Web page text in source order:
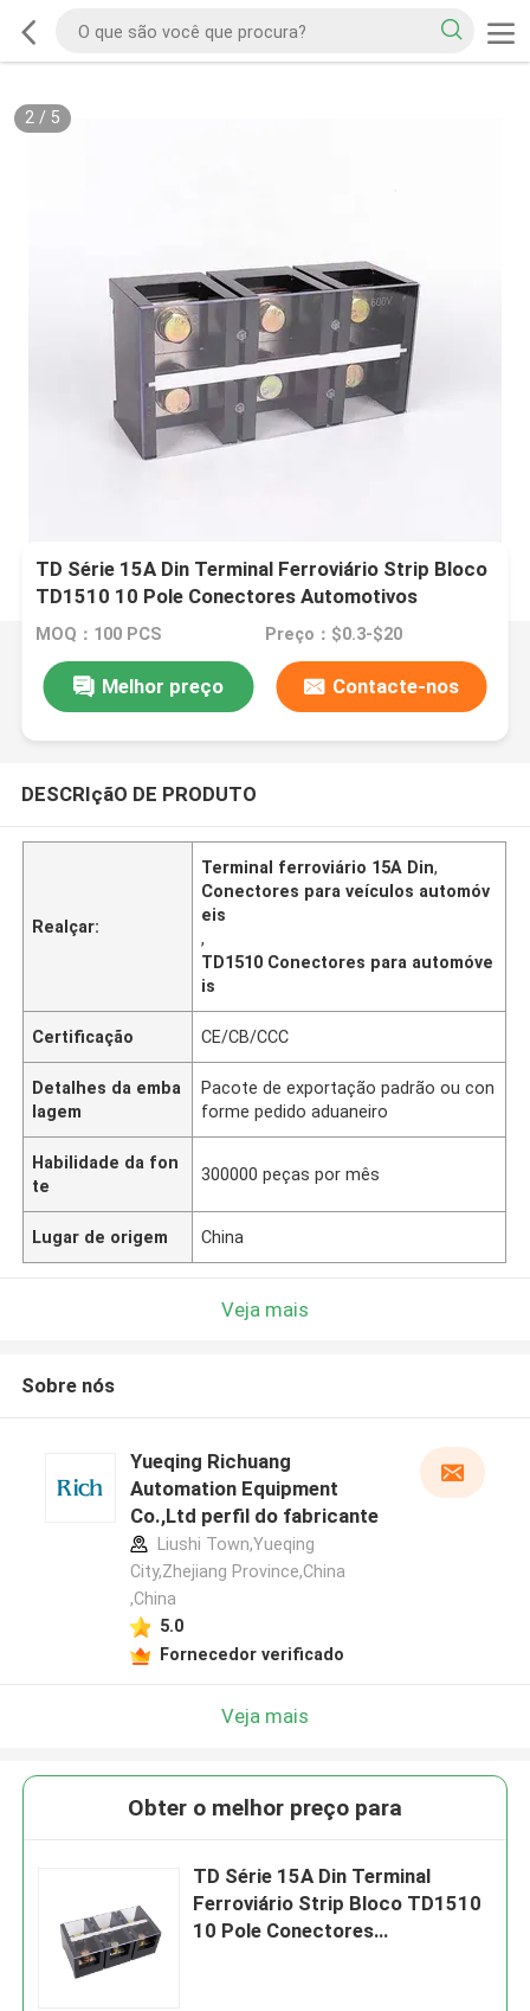
2/ 5
TD Série 15A Din Terminal Ferroviário Strip Bloco
TD1510 10 Pole Conectores Automotivos
Terminals
MOQ：100 PCS Preço：$0.3-$20
Melhor preço Contacte-nos
DESCRIçãO DE PRODUTO
Realçar:
Terminal ferroviário 15A Din,
Conectores para veículos automóv
eis
,
TD1510 Conectores para automóve
is
Certificação CE/CB/CCC
Detalhes da emba
lagem
Pacote de exportação padrão ou con
forme pedido aduaneiro
Habilidade da fon
te
300000 peças por mês
Lugar de origem China
Veja mais
Sobre nós
Yueqing Richuang
Automation Equipment
Co.,Ltd perfil do fabricante
Liushi Town,Yueqing
City,Zhejiang Province,China
,China
5.0
Fornecedor verificado
Veja mais
Obter o melhor preço para
TD Série 15A Din Terminal
Ferroviário Strip Bloco TD1510
10 Pole Conectores